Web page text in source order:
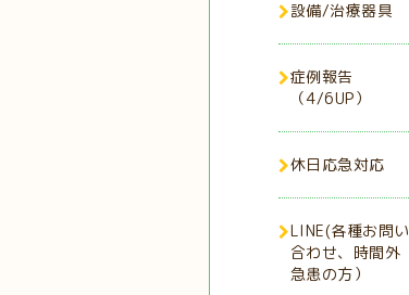
設備/治療器具
症例報告
（4/6UP）
休日応急対応
LINE(各種お問い
合わせ、時間外
急患の方）